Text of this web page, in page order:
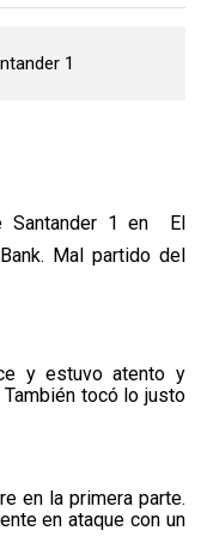
1
Santander 1 en El
Mal partido del
y estuvo atento y
tocó lo justo
en la primera parte.
en ataque con un